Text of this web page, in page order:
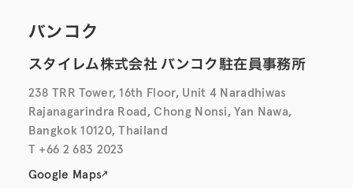
バンコク
スタイレム株式会社 バンコク駐在員事務所
238 TRR Tower, 16th Floor, Unit 4 Naradhiwas
Rajanagarindra Road, Chong Nonsi, Yan Nawa,
Bangkok 10120, Thailand
T +66 2 683 2023
Google Maps